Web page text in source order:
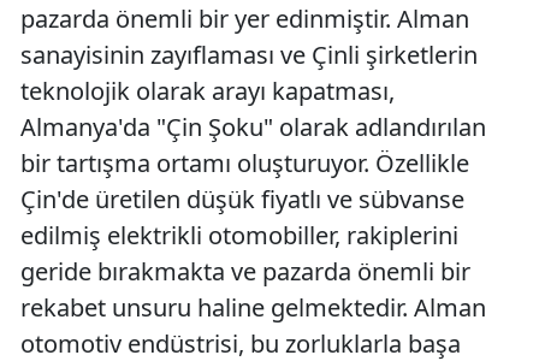
pazarda önemli bir yer edinmiştir. Alman
sanayisinin zayıflaması ve Çinli şirketlerin
teknolojik olarak arayı kapatması,
Almanya'da "Çin Şoku" olarak adlandırılan
bir tartışma ortamı oluşturuyor. Özellikle
Çin'de üretilen düşük fiyatlı ve sübvanse
edilmiş elektrikli otomobiller, rakiplerini
geride bırakmakta ve pazarda önemli bir
rekabet unsuru haline gelmektedir. Alman
otomotiv endüstrisi, bu zorluklarla başa